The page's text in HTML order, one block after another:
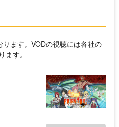
ます。VODの視聴には各社の
す。